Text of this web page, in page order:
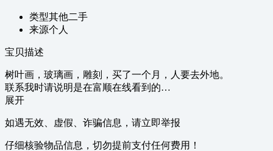
类型其他二手
来源个人
宝贝描述
树叶画，玻璃画，雕刻，买了一个月，人要去外地。
联系我时请说明是在富顺在线看到的…
展开
如遇无效、虚假、诈骗信息，请立即举报
仔细核验物品信息，切勿提前支付任何费用！